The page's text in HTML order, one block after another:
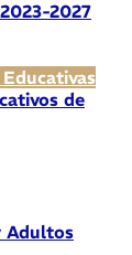
2027
de
Adultos